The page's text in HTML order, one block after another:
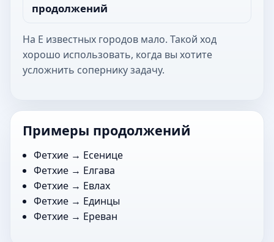
продолжений
На Е известных городов мало. Такой ход
хорошо использовать, когда вы хотите
усложнить сопернику задачу.
Примеры продолжений
Фетхие → Есенице
Фетхие → Елгава
Фетхие → Евлах
Фетхие → Единцы
Фетхие → Ереван